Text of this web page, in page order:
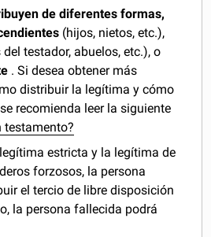
de diferentes formas,
(hijos, nietos, etc.),
del testador, abuelos, etc.), o
. Si desea obtener más
distribuir la legítima y cómo
recomienda leer la siguiente
testamento?
estricta y la legítima de
forzosos, la persona
el tercio de libre disposición
la persona fallecida podrá